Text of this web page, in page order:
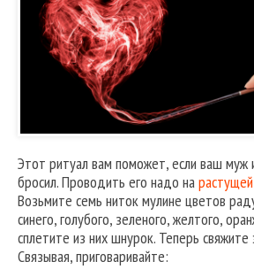
Этот ритуал вам поможет, если ваш муж
бросил. Проводить его надо на
Возьмите семь ниток мулине цветов
синего, голубого, зеленого, желтого,
сплетите из них шнурок. Теперь
Связывая, приговаривайте: